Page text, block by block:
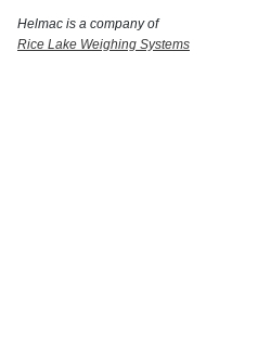
Helmac is a company of
Rice Lake Weighing Systems